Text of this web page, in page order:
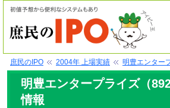
庶民のIPO 2004年 上場実績 明豊エンター
明豊エンタープライズ（
情報